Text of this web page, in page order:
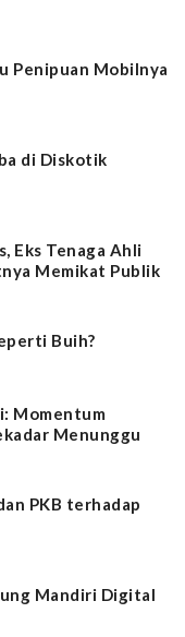
Penipuan Mobilnya
di Diskotik
Eks Tenaga Ahli
Memikat Publik
Buih?
Momentum
Menunggu
PKB terhadap
Mandiri Digital